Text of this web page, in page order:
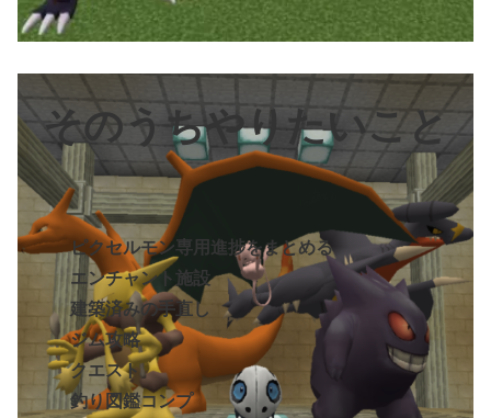
そのうちやりたいこと
ピクセルモン専用進捗をまとめる
エンチャント施設
建築済みの手直し
ジム攻略
クエスト
釣り図鑑コンプ